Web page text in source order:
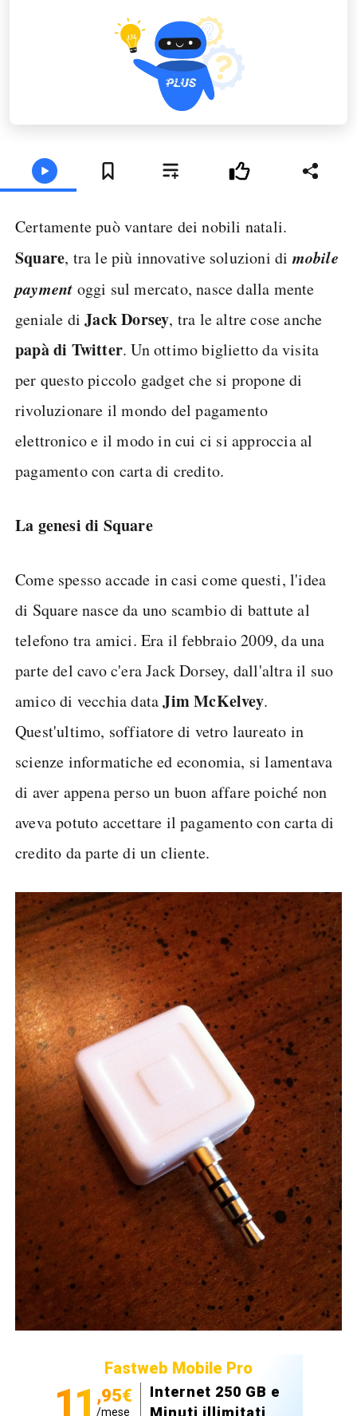
Certamente può vantare dei nobili natali.
Square, tra le più innovative soluzioni di mobile
payment oggi sul mercato, nasce dalla mente
geniale diJack Dorsey, tra le altre cose anche
papà di Twitter. Un ottimo biglietto da visita
per questo piccolo gadget che si propone di
rivoluzionare il mondo del pagamento
elettronico e il modo in cui ci si approccia al
pagamento con carta di credito.
La genesi di Square
Come spesso accade in casi come questi, l'idea
di Square nasce da uno scambio di battute al
telefono tra amici. Era il febbraio 2009, da una
parte del cavo c'era Jack Dorsey, dall'altra il suo
amico di vecchia dataJim McKelvey.
Quest'ultimo, soffiatore di vetro laureato in
scienze informatiche ed economia, si lamentava
di aver appena perso un buon affare poiché non
aveva potuto accettare il pagamento con carta di
credito da parte di un cliente.
Fastweb Mobile Pro
11 ,95€
/mese
Internet 250 GB e
Minuti illimitati